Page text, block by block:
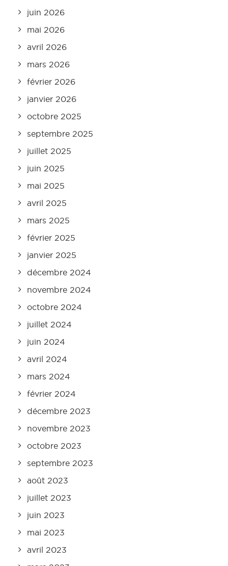
juin 2026
mai 2026
avril 2026
mars 2026
février 2026
janvier 2026
octobre 2025
septembre 2025
juillet 2025
juin 2025
mai 2025
avril 2025
mars 2025
février 2025
janvier 2025
décembre 2024
novembre 2024
octobre 2024
juillet 2024
juin 2024
avril 2024
mars 2024
février 2024
décembre 2023
novembre 2023
octobre 2023
septembre 2023
août 2023
juillet 2023
juin 2023
mai 2023
avril 2023